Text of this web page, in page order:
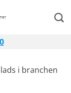
i branchen